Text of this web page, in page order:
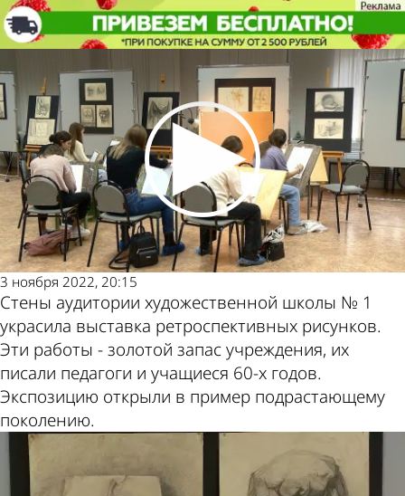
В Пензе состоялась олимпиада
по академическому рисунку
Учеба
3 ноября 2022, 20:15
Стены аудитории художественной школы № 1
украсила выставка ретроспективных рисунков.
Эти работы - золотой запас учреждения, их
писали педагоги и учащиеся 60-х годов.
Экспозицию открыли в пример подрастающему
поколению.
В Пензе состоялась олимпиада
по академическому рисунку
Другие
новости по
теме
Погода и
курсы
валют в
Пензе